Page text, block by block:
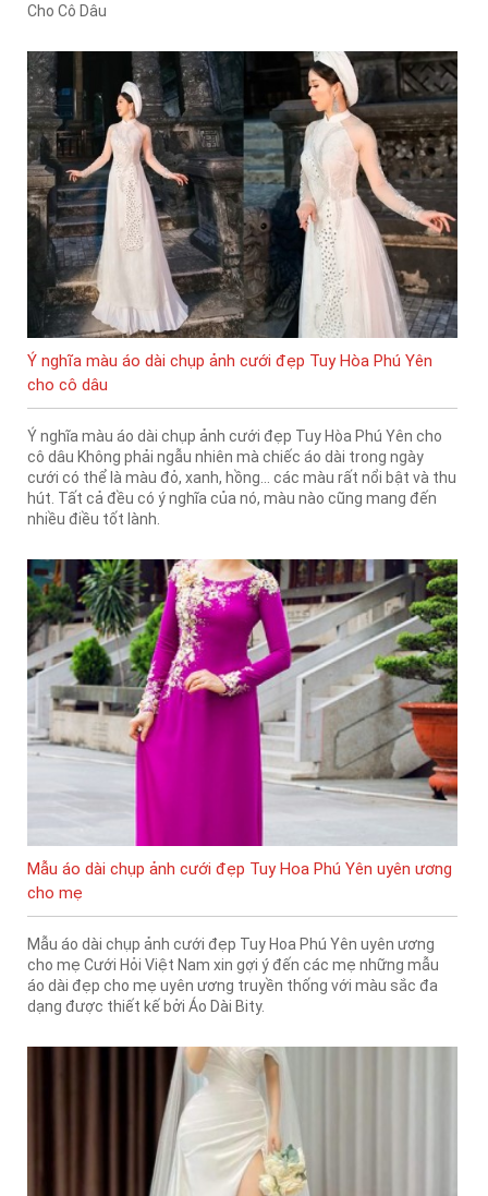
Cho Cô Dâu
Ý nghĩa màu áo dài chụp ảnh cưới đẹp Tuy Hòa Phú Yên
cho cô dâu
Ý nghĩa màu áo dài chụp ảnh cưới đẹp Tuy Hòa Phú Yên cho
cô dâu Không phải ngẫu nhiên mà chiếc áo dài trong ngày
cưới có thể là màu đỏ, xanh, hồng… các màu rất nổi bật và thu
hút. Tất cả đều có ý nghĩa của nó, màu nào cũng mang đến
nhiều điều tốt lành.
Mẫu áo dài chụp ảnh cưới đẹp Tuy Hoa Phú Yên uyên ương
cho mẹ
Mẫu áo dài chụp ảnh cưới đẹp Tuy Hoa Phú Yên uyên ương
cho mẹ Cưới Hỏi Việt Nam xin gợi ý đến các mẹ những mẫu
áo dài đẹp cho mẹ uyên ương truyền thống với màu sắc đa
dạng được thiết kế bởi Áo Dài Bity.